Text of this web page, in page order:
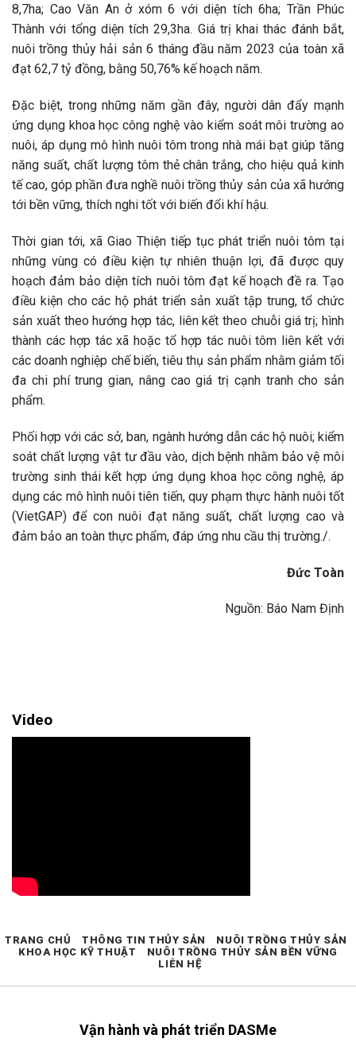
8,7ha; Cao Văn An ở xóm 6 với diện tích 6ha; Trần Phúc
Thành với tổng diện tích 29,3ha. Giá trị khai thác đánh bắt,
nuôi trồng thủy hải sản 6 tháng đầu năm 2023 của toàn xã
đạt 62,7 tỷ đồng, bằng 50,76% kế hoạch năm.
Đặc biệt, trong những năm gần đây, người dân đẩy mạnh
ứng dụng khoa học công nghệ vào kiểm soát môi trường ao
nuôi, áp dụng mô hình nuôi tôm trong nhà mái bạt giúp tăng
năng suất, chất lượng tôm thẻ chân trắng, cho hiệu quả kinh
tế cao, góp phần đưa nghề nuôi trồng thủy sản của xã hướng
tới bền vững, thích nghi tốt với biến đổi khí hậu.
Thời gian tới, xã Giao Thiện tiếp tục phát triển nuôi tôm tại
những vùng có điều kiện tự nhiên thuận lợi, đã được quy
hoạch đảm bảo diện tích nuôi tôm đạt kế hoạch đề ra. Tạo
điều kiện cho các hộ phát triển sản xuất tập trung, tổ chức
sản xuất theo hướng hợp tác, liên kết theo chuỗi giá trị; hình
thành các hợp tác xã hoặc tổ hợp tác nuôi tôm liên kết với
các doanh nghiệp chế biến, tiêu thụ sản phẩm nhằm giảm tối
đa chi phí trung gian, nâng cao giá trị cạnh tranh cho sản
phẩm.
Phối hợp với các sở, ban, ngành hướng dẫn các hộ nuôi; kiểm
soát chất lượng vật tư đầu vào, dịch bệnh nhằm bảo vệ môi
trường sinh thái kết hợp ứng dụng khoa học công nghệ, áp
dụng các mô hình nuôi tiên tiến, quy phạm thực hành nuôi tốt
(VietGAP) để con nuôi đạt năng suất, chất lượng cao và
đảm bảo an toàn thực phẩm, đáp ứng nhu cầu thị trường./.
Đức Toàn
Nguồn: Báo Nam Định
Video
Vận hành và phát triển DASMe
TRANG CHỦ THÔNG TIN THỦY SẢN
NUÔI TRỒNG THỦY SẢN
KHOA HỌC KỸ THUẬT
NUÔI TRỒNG THỦY SẢN BỀN VỮNG
LIÊN HỆ